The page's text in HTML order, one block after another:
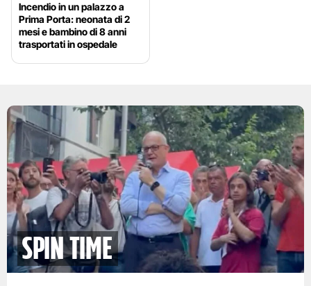
Incendio in un palazzo a
Prima Porta: neonata di 2
mesi e bambino di 8 anni
trasportati in ospedale
spin time